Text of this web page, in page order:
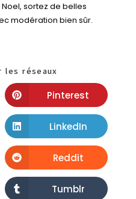
sortez de belles
modération bien sûr.
les réseaux
Pinterest
LinkedIn
Reddit
Tumblr